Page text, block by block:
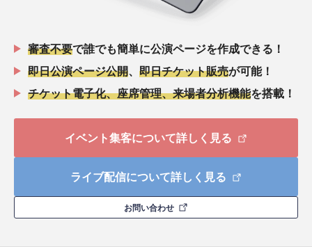
審査不要で誰でも簡単に公演ページを作成できる！
即日公演ページ公開
即日チケット販売が可能！
チケット電子化、座席管理、来場者分析機能を搭載！
イベント集客について詳しく見る
ライブ配信について詳しく見る
お問い合わせ